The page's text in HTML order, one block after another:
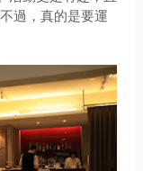
過，真的是要運